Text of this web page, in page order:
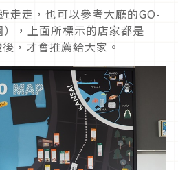
走走，也可以參考大廳的GO-
，上面所標示的店家都是
，才會推薦給大家。